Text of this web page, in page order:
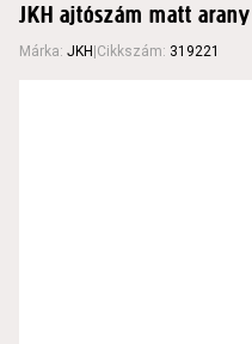
JKH ajtószám matt
Márka: JKH Cikkszám: 319221